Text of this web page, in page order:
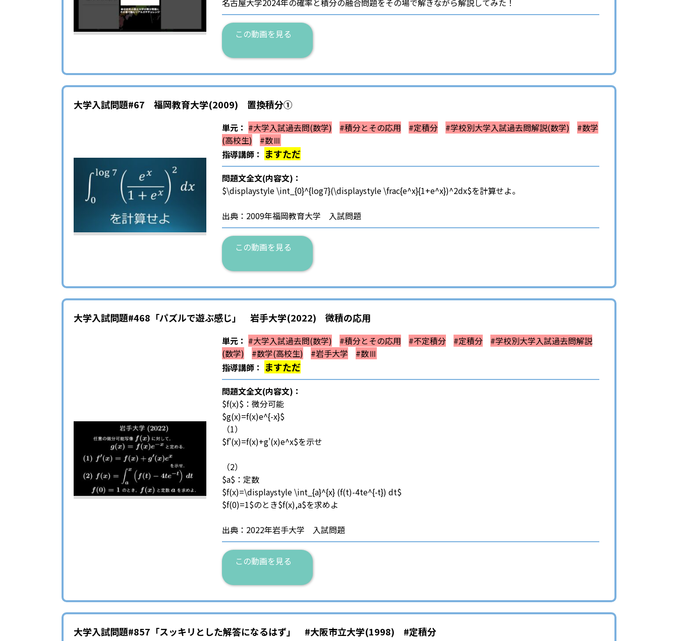
名古屋大学2024年の確率と積分の融合問題をその場で解きながら解説してみた！
この動画を見る
大学入試問題#67 福岡教育大学(2009) 置換積分①
単元： #大学入試過去問(数学) #積分とその応用 #定積分 #学校別大学入試過去問解説(数学)
#数学
(高校生)
#数Ⅲ
指導講師： ますただ
問題文全文(内容文)：
$\displaystyle \int_{0}^{log7}(\displaystyle \frac{e^x}{1+e^x})^2dx$を計算せよ。
出典：2009年福岡教育大学 入試問題
この動画を見る
大学入試問題#468「パズルで遊ぶ感じ」 岩手大学(2022) 微積の応用
単元： #大学入試過去問(数学) #積分とその応用 #不定積分 #定積分
#学校別大学入試過去問解説
(数学)
#数学(高校生) #岩手大学
#数Ⅲ
指導講師： ますただ
問題文全文(内容文)：
$f(x)$：微分可能
$g(x)=f(x)e^{-x}$
（1）
$f'(x)=f(x)+g'(x)e^x$を示せ
（2）
$a$：定数
$f(x)=\displaystyle \int_{a}^{x} (f(t)-4te^{-t}) dt$
$f(0)=1$のとき$f(x),a$を求めよ
出典：2022年岩手大学 入試問題
この動画を見る
大学入試問題#857「スッキリとした解答になるはず」 #大阪市立大学(1998) #定積分